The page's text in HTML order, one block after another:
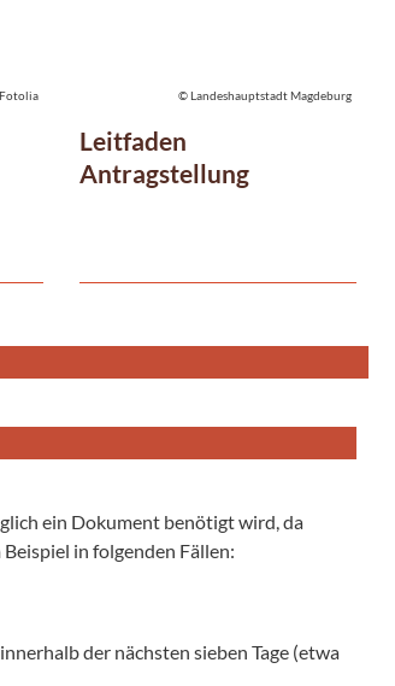
Leitfaden
Antragstellung
© Landeshauptstadt Magdeburg
ein Dokument benötigt wird, da
in folgenden Fällen:
der nächsten sieben Tage (etwa